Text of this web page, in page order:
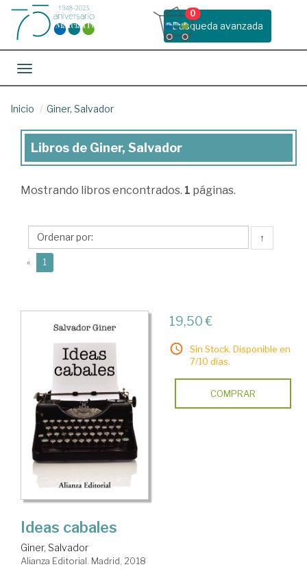
Busqueda avanzada
0
Toggle navigation
Inicio Giner, Salvador
Libros
Giner,
Libros de Giner, Salvador
Mostrando libros encontrados. 1 páginas.
↑
« 1
19,50 €
Sin Stock. Disponible en
7/10 días.
COMPRAR
Ideas cabales
Giner, Salvador
Alianza Editorial. Madrid, 2018